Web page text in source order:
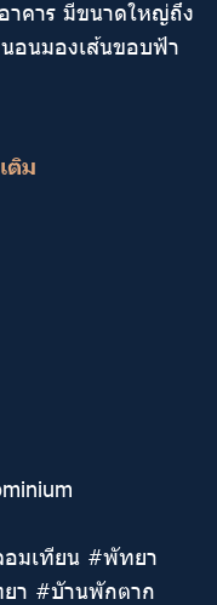
าคาร มีขนาดใหญ่ถึง
อนมองเส้นขอบฟ้า
ติม
มเทียน #พัทยา
า #บัานพักตาก